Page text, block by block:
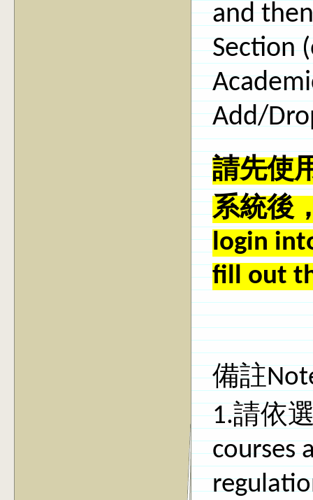
and
Section
Add/
請先使
系統後
login
fill out
備註
1.請依
courses